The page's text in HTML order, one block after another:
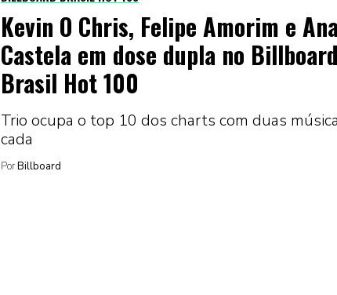
Kevin O Chris, Felipe Amorim e
Castela em dose dupla no
Brasil Hot 100
Trio ocupa o top 10 dos charts com duas
cada
PorBillboard